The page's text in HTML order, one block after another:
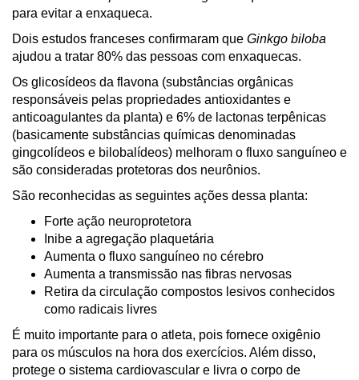
para evitar a enxaqueca.
Dois estudos franceses confirmaram que Ginkgo biloba
ajudou a tratar 80% das pessoas com enxaquecas.
Os glicosídeos da flavona (substâncias orgânicas
responsáveis pelas propriedades antioxidantes e
anticoagulantes da planta) e 6% de lactonas terpênicas
(basicamente substâncias químicas denominadas
gingcolídeos e bilobalídeos) melhoram o fluxo sanguíneo e
são consideradas protetoras dos neurônios.
São reconhecidas as seguintes ações dessa planta:
Forte ação neuroprotetora
Inibe a agregação plaquetária
Aumenta o fluxo sanguíneo no cérebro
Aumenta a transmissão nas fibras nervosas
Retira da circulação compostos lesivos conhecidos
como radicais livres
É muito importante para o atleta, pois fornece oxigênio
para os músculos na hora dos exercícios. Além disso,
protege o sistema cardiovascular e livra o corpo de